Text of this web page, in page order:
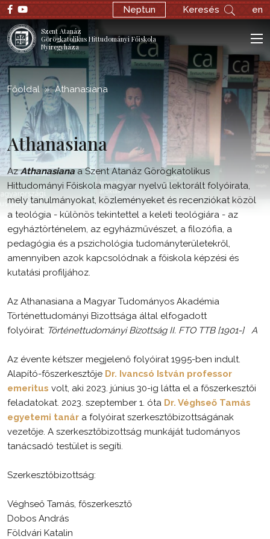
; Neptun Keresés en
Szent Atanáz
Görögkatolikus Hittudományi Főiskola
Nyíregyháza
Főoldal Athanasiana
Athanasiana
AzAthanasianaa Szent Atanáz Görögkatolikus
Hittudományi Főiskola magyar nyelvű lektorált folyóirata,
mely tanulmányokat, közleményeket és recenziókat közöl
a teológia - különös tekintettel a keleti teológiára - az
egyháztörténelem, az egyházművészet, a filozófia, a
pedagógia és a pszichológia tudományterületekről,
amennyiben azok kapcsolódnak a főiskola képzési és
kutatási profiljához.
Az Athanasiana a Magyar Tudományos Akadémia
Történettudományi Bizottsága által elfogadott
folyóirat: Történettudományi Bizottság II. FTO TTB [1901-] A
Az évente kétszer megjelenő folyóirat 1995-ben indult.
Alapító-főszerkesztője Dr. Ivancsó István professor
emeritus volt, aki 2023. június 30-ig látta el a főszerkesztői
feladatokat. 2023. szeptember 1. óta Dr. Véghseő Tamás
egyetemi tanár a folyóirat szerkesztőbizottságának
vezetője. A szerkesztőbizottság munkáját tudományos
tanácsadó testület is segíti.
Szerkesztőbizottság:
Véghseő Tamás, főszerkesztő
Dobos András
Földvári Katalin